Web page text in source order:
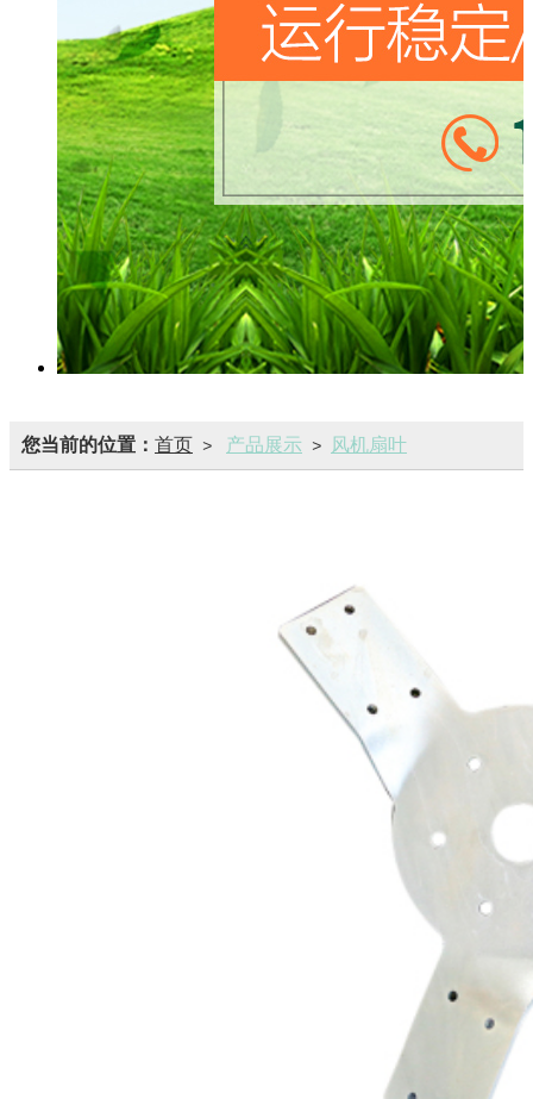
您当前的位置： 首页 > 产品展示 > 风机扇叶